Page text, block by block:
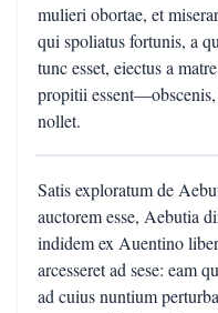
mulieri obortae, et
qui spoliatus fortunis, a
tunc esset, eiectus a
propitii
nollet.
Satis exploratum de
auctorem esse, Aebutia
indidem ex Auentino
arcesseret ad sese: eam
ad cuius nuntium